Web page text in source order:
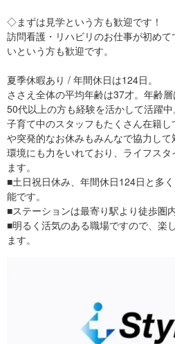
◇まずは見学という方も歓迎です！
訪問看護・リハビリのお仕事が初め
いという方も歓迎です。
夏季休暇あり / 年間休日は124日。
ささえ全体の平均年齢は37才。年齢層
50代以上の方も経験を活かして活躍中
子育て中のスタッフもたくさん在籍
や突発的なお休みもみんなで協力し
環境にも力をいれており、ライフス
ます。
■土日祝日休み、年間休日124日と多
能です。
■ステーションは最寄り駅より徒歩圏
■明るく活気のある職場ですので、楽
ます。